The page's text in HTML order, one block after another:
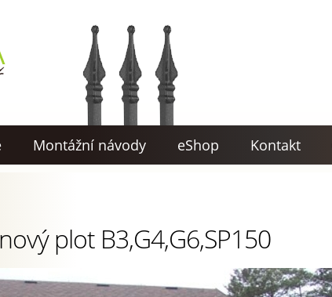
Montážní návody eShop Kontakt
plot B3,G4,G6,SP150